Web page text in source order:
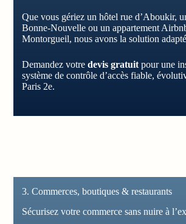
Que vous gériez un hôtel rue d’Aboukir,
Bonne-Nouvelle ou un appartement
Montorgueil, nous avons la solution
Demandez votre devis gratuitpour une
système de contrôle d’accès fiable,
Paris 2e.
3. Commerces, boutiques & restaurants
Sécurisez votre commerce sans nuire à